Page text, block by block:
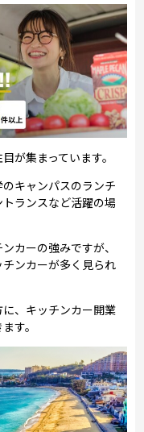
が集まっています。
キャンパスのランチ
ランスなど活躍の場
カーの強みですが、
ンカーが多く見られ
、キッチンカー開業
す。